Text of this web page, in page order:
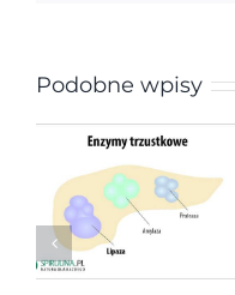
Podobne wpisy